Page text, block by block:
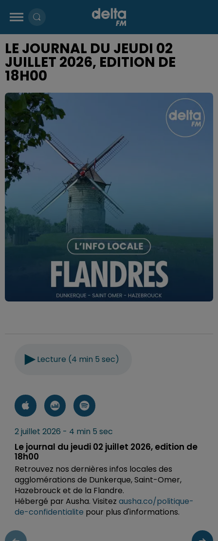
LE JOURNAL DU JEUDI 02
JUILLET 2026, EDITION DE
18H00
Lecture (4 min 5 sec)
2 juillet 2026 - 4 min 5 sec
Le journal du jeudi 02 juillet 2026, edition de
18h00
Retrouvez nos dernières infos locales des
agglomérations de Dunkerque, Saint-Omer,
Hazebrouck et de la Flandre.
Hébergé par Ausha. Visitez ausha.co/politique-
de-confidentialite pour plus d'informations.